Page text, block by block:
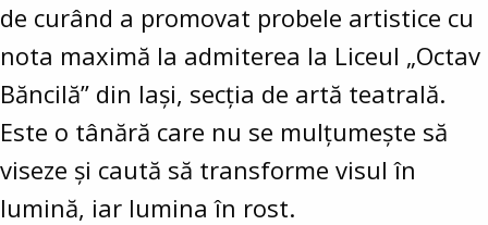
de curând a promovat probele artistice cu
nota maximă la admiterea la Liceul „Octav
Băncilă” din Iași, secția de artă teatrală.
Este o tânără care nu se mulțumește să
viseze și caută să transforme visul în
lumină, iar lumina în rost.